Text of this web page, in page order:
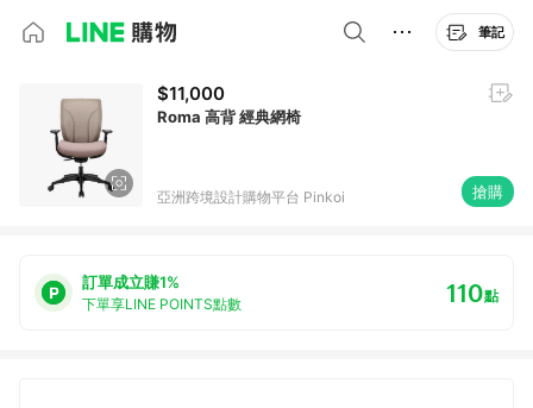
筆記
$11,000
Roma 高背 經典網椅
亞洲跨境設計購物平台 Pinkoi 搶購
訂單成立賺1%
下單享LINE POINTS點數 110點